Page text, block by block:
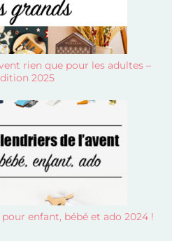
rien que pour les adultes –
2025
enfant, bébé et ado 2024 !